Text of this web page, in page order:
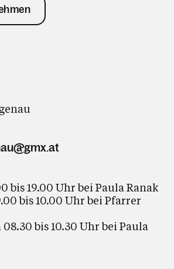
bis 19.00 Uhr bei Paula Ranak
bis 10.00 Uhr bei Pfarrer
bis 10.30 Uhr bei Paula